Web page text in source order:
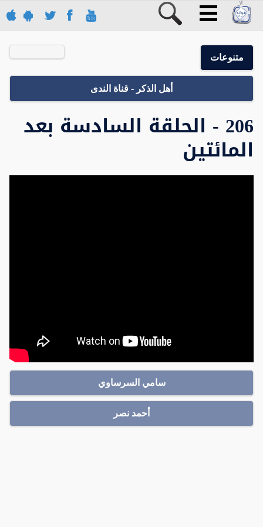
متنوعات
أهل الذكر - قناة الندى
206 - الحلقة السادسة بعد
المائتين
سامي السرساوي
أحمد نصر